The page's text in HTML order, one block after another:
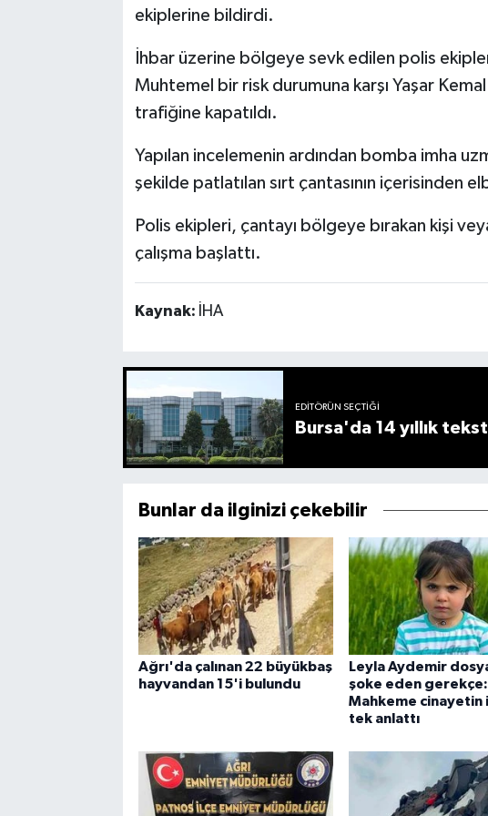
ekiplerine bildirdi.
İhbar üzerine bölgeye sevk edilen polis
Muhtemel bir risk durumuna karşı Yaşar
trafiğine kapatıldı.
Yapılan incelemenin ardından bomba imha
şekilde patlatılan sırt çantasının içerisinden
Polis ekipleri, çantayı bölgeye bırakan kişi
çalışma başlattı.
Kaynak: İHA
EDITÖRÜN SEÇTIĞI
Bursa'da 14 yıllık
Bunlar da ilginizi çekebilir
Ağrı'da çalınan 22 büyükbaş
hayvandan 15'i bulundu
Leyla Aydemir
şoke eden gerekçe:
Mahkeme cinayetin
tek anlattı